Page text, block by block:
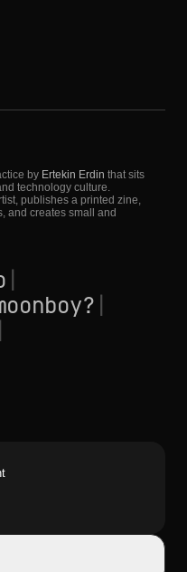
by Ertekin Erdin that sits
technology culture.
publishes a printed zine,
and creates small and